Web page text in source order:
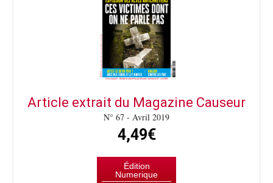
Article extrait du Magazine Causeur
N° 67 - Avril 2019
4,49€
Édition
Numerique